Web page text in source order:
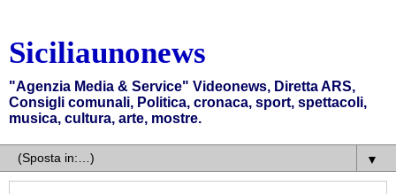
Siciliaunonews
"Agenzia Media & Service" Videonews, Diretta ARS,
Consigli comunali, Politica, cronaca, sport, spettacoli,
musica, cultura, arte, mostre.
▼